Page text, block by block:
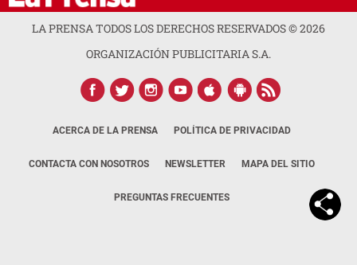
LA PRENSA TODOS LOS DERECHOS RESERVADOS ©2026
ORGANIZACIÓN PUBLICITARIA S.A.
ACERCA DE LA PRENSA POLÍTICA DE PRIVACIDAD
CONTACTA CON NOSOTROS NEWSLETTER MAPA DEL SITIO
PREGUNTAS FRECUENTES